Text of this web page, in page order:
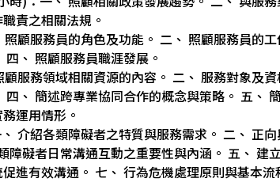
責之相關法規。
顧服務員的角色及功能。 二、 照顧服務員的
、 照顧服務員職涯發展。
服務領域相關資源的內容。 二、 服務對象及
、 簡述跨專業協同合作的概念與策略。 五、
運用情形。
介紹各類障礙者之特質與服務需求。 二、 正向
礙者日常溝通互動之重要性與內涵。 五、 建
進有效溝通。 七、 行為危機處理原則與基本流